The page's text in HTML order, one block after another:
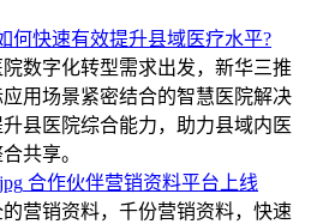
何快速有效提升县域医疗水平?
院数字化转型需求出发，新华三推
用场景紧密结合的智慧医院解决
县医院综合能力，助力县域内医
共享。
合作伙伴营销资料平台上线
营销资料，千份营销资料，快速